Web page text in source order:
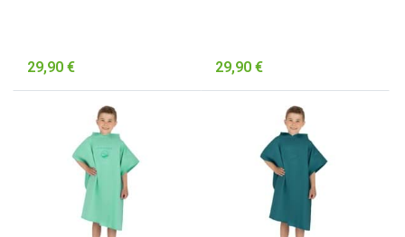
29,90 € 29,90 €